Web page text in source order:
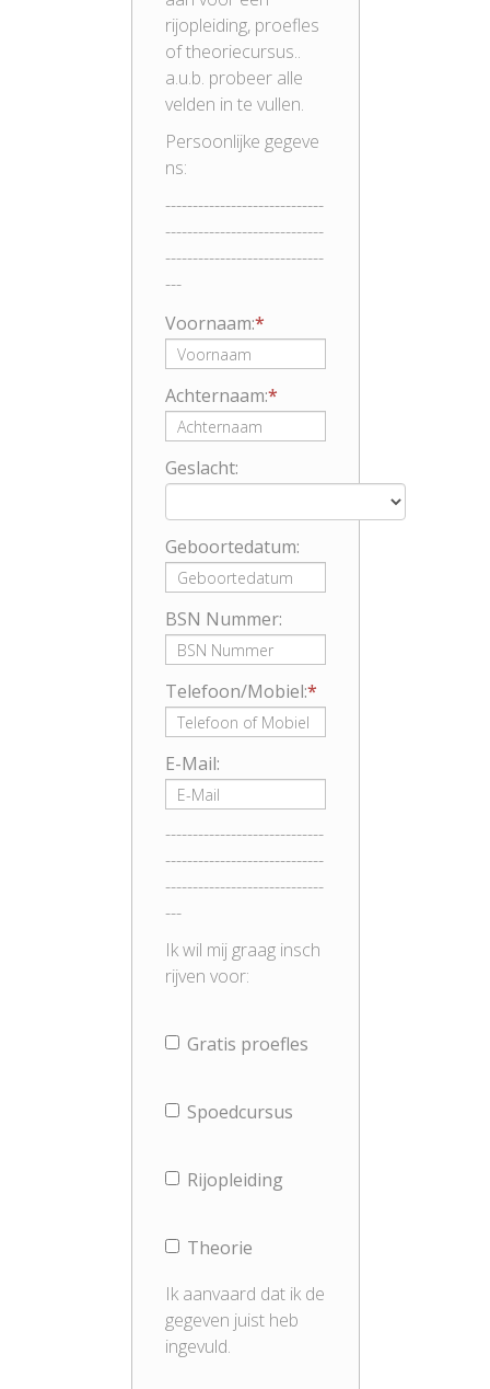
rijopleiding, proefles
of theoriecursus..
a.u.b. probeer alle
velden in te vullen.
Persoonlijke gegeve
ns:
-----------------------------
-----------------------------
-----------------------------
---
Voornaam:
Achternaam:
Geslacht:
Geboortedatum:
BSN Nummer:
Telefoon/Mobiel:
E-Mail:
-----------------------------
-----------------------------
-----------------------------
---
Ik wil mij graag insch
rijven voor:
Gratis proefles
Spoedcursus
Rijopleiding
Theorie
Ik aanvaard dat ik de
gegeven juist heb
ingevuld.